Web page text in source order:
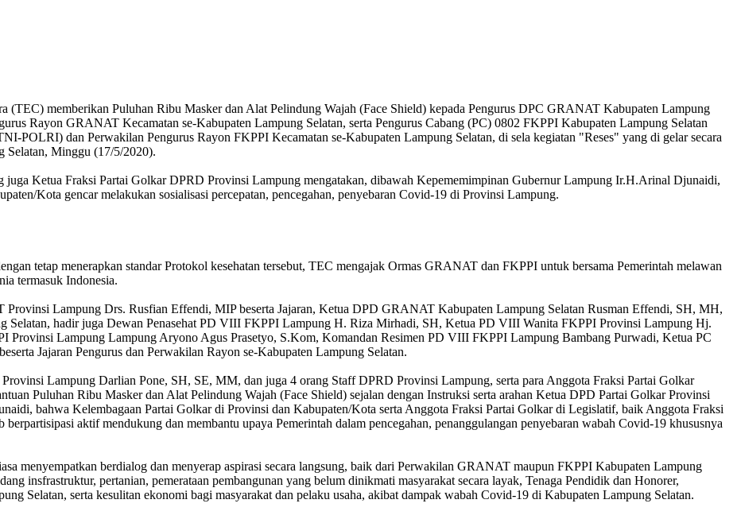
memberikan Puluhan Ribu Masker dan Alat Pelindung Wajah (Face Shield) kepada Pengurus DPC GRANAT Kabupaten Lampung
Rayon GRANAT Kecamatan se-Kabupaten Lampung Selatan, serta Pengurus Cabang (PC) 0802 FKPPI Kabupaten Lampung Selatan
POLRI) dan Perwakilan Pengurus Rayon FKPPI Kecamatan se-Kabupaten Lampung Selatan, di sela kegiatan "Reses" yang di gelar secara
Selatan, Minggu (17/5/2020).
juga Ketua Fraksi Partai Golkar DPRD Provinsi Lampung mengatakan, dibawah Kepememimpinan Gubernur Lampung Ir.H.Arinal Djunaidi,
Kota gencar melakukan sosialisasi percepatan, pencegahan, penyebaran Covid-19 di Provinsi Lampung.
tetap menerapkan standar Protokol kesehatan tersebut, TEC mengajak Ormas GRANAT dan FKPPI untuk bersama Pemerintah melawan
termasuk Indonesia.
Lampung Drs. Rusfian Effendi, MIP beserta Jajaran, Ketua DPD GRANAT Kabupaten Lampung Selatan Rusman Effendi, SH, MH,
Selatan, hadir juga Dewan Penasehat PD VIII FKPPI Lampung H. Riza Mirhadi, SH, Ketua PD VIII Wanita FKPPI Provinsi Lampung Hj.
Lampung Lampung Aryono Agus Prasetyo, S.Kom, Komandan Resimen PD VIII FKPPI Lampung Bambang Purwadi, Ketua PC
Jajaran Pengurus dan Perwakilan Rayon se-Kabupaten Lampung Selatan.
Lampung Darlian Pone, SH, SE, MM, dan juga 4 orang Staff DPRD Provinsi Lampung, serta para Anggota Fraksi Partai Golkar
Puluhan Ribu Masker dan Alat Pelindung Wajah (Face Shield) sejalan dengan Instruksi serta arahan Ketua DPD Partai Golkar Provinsi
bahwa Kelembagaan Partai Golkar di Provinsi dan Kabupaten/Kota serta Anggota Fraksi Partai Golkar di Legislatif, baik Anggota Fraksi
aktif mendukung dan membantu upaya Pemerintah dalam pencegahan, penanggulangan penyebaran wabah Covid-19 khususnya
menyempatkan berdialog dan menyerap aspirasi secara langsung, baik dari Perwakilan GRANAT maupun FKPPI Kabupaten Lampung
insfrastruktur, pertanian, pemerataan pembangunan yang belum dinikmati masyarakat secara layak, Tenaga Pendidik dan Honorer,
Selatan, serta kesulitan ekonomi bagi masyarakat dan pelaku usaha, akibat dampak wabah Covid-19 di Kabupaten Lampung Selatan.